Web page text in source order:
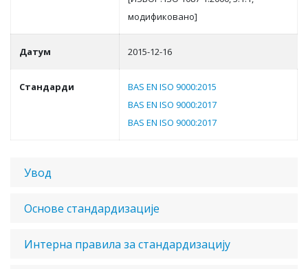
мoдификoвaнo]
Датум 2015-12-16
Стандарди
BAS EN ISO 9000:2015
BAS EN ISO 9000:2017
BAS EN ISO 9000:2017
Увод
Основе стандардизације
Интерна правила за стандардизацију